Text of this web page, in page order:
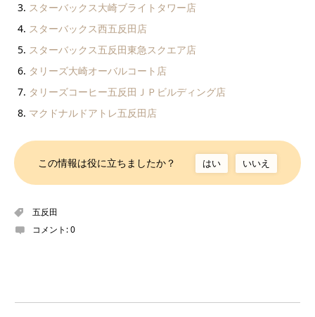
スターバックス大崎ブライトタワー店
スターバックス西五反田店
スターバックス五反田東急スクエア店
タリーズ大崎オーバルコート店
タリーズコーヒー五反田ＪＰビルディング店
マクドナルドアトレ五反田店
この情報は役に立ちましたか？ はい いいえ
五反田
コメント:0